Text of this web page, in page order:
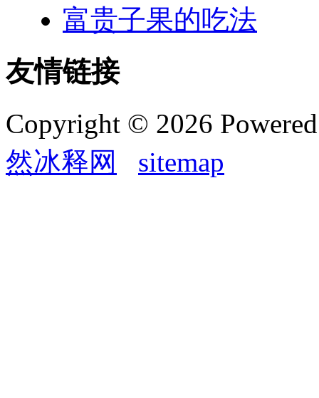
富贵子果的吃法
友情链接
Copyright © 2026
然冰释网
sitemap